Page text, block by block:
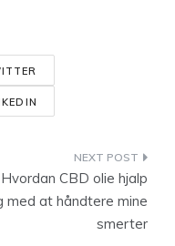
Hvordan CBD olie hjalp
med at håndtere mine
smerter